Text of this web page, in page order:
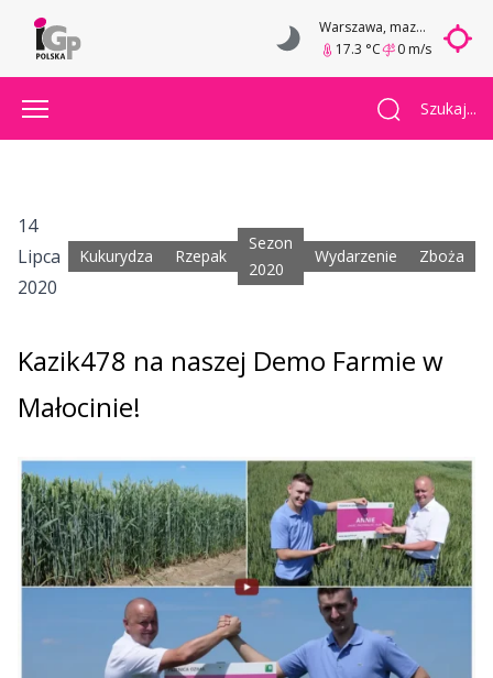
Warszawa, mazowieckie
17.3 °C
0 m/s
Szukaj...
14
Lipca
2020
Kukurydza Rzepak
Sezon
2020
Wydarzenie Zboża
Kazik478 na naszej Demo Farmie w
Małocinie!